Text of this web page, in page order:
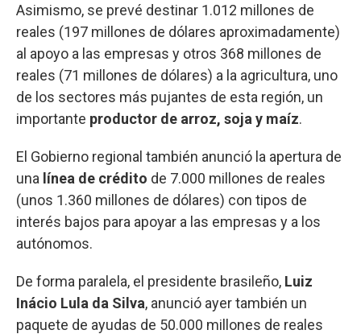
Asimismo, se prevé destinar 1.012 millones de
reales (197 millones de dólares aproximadamente)
al apoyo a las empresas y otros 368 millones de
reales (71 millones de dólares) a la agricultura, uno
de los sectores más pujantes de esta región, un
importante productor de arroz, soja y maíz.
El Gobierno regional también anunció la apertura de
una línea de crédito de 7.000 millones de reales
(unos 1.360 millones de dólares) con tipos de
interés bajos para apoyar a las empresas y a los
autónomos.
De forma paralela, el presidente brasileño, Luiz
Inácio Lula da Silva, anunció ayer también un
paquete de ayudas de 50.000 millones de reales